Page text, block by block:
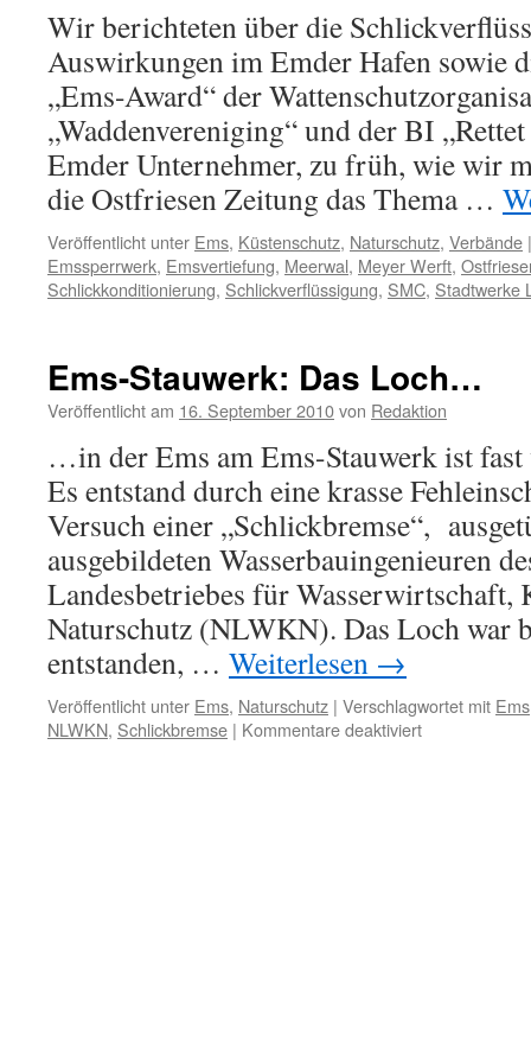
gequetscht
Wir berichteten über die
Auswirkungen im Emder Hafen sowie
„Ems-Award“ der
„Waddenvereniging“ und der BI
Emder Unternehmer, zu früh, wie wir
die Ostfriesen Zeitung das Thema …
Veröffentlicht unter Ems, Küstenschutz, Naturschutz, Verbände |
Emssperrwerk, Emsvertiefung, Meerwal, Meyer Werft,
Schlickkonditionierung, Schlickverflüssigung, SMC, Stadtwerke
Ems-Stauwerk: Das Loch…
Veröffentlicht am 16. September 2010von Redaktion
…in der Ems am Ems-Stauwerk ist fast
Es entstand durch eine krasse
Versuch einer „Schlickbremse“,
ausgebildeten Wasserbauingenieuren
Landesbetriebes für Wasserwirtschaft,
Naturschutz (NLWKN). Das Loch war
entstanden, … Weiterlesen →
Veröffentlicht unter Ems, Naturschutz | Verschlagwortet mit Ems
NLWKN, Schlickbremse | Kommentare deaktiviertfür